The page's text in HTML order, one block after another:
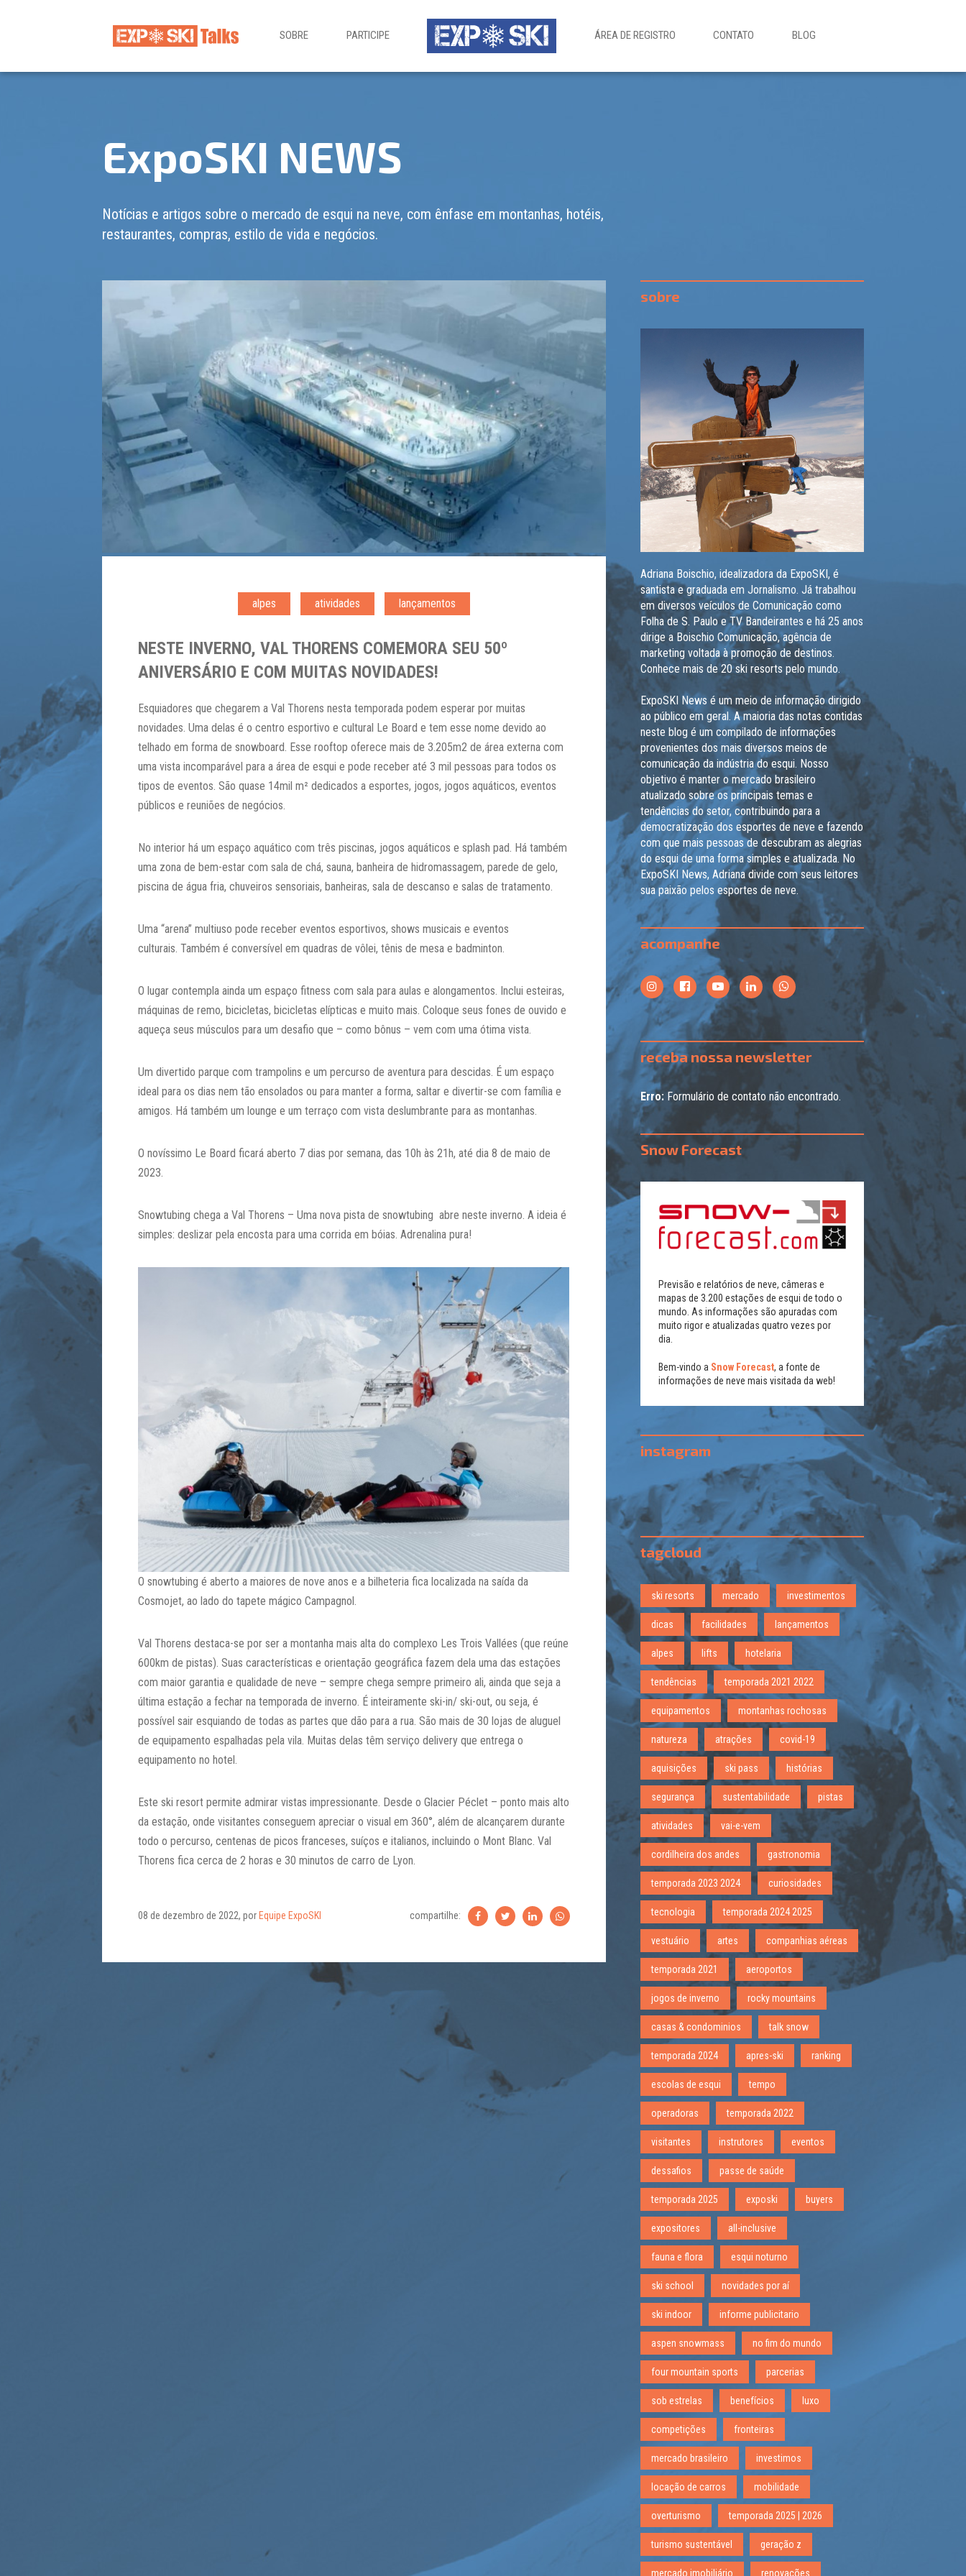
SOBRE PARTICIPE ÁREA DE REGISTRO CONTATO BLOG
ExpoSKI NEWS
Notícias e artigos sobre o mercado de esqui na neve, com ênfase em montanhas, hotéis,
restaurantes, compras, estilo de vida e negócios.
alpes atividades lançamentos
NESTE INVERNO, VAL THORENS COMEMORA SEU 50º
ANIVERSÁRIO E COM MUITAS NOVIDADES!
Esquiadores que chegarem a Val Thorens nesta temporada podem esperar por muitas
novidades. Uma delas é o centro esportivo e cultural Le Board e tem esse nome devido ao
telhado em forma de snowboard. Esse rooftop oferece mais de 3.205m2 de área externa com
uma vista incomparável para a área de esqui e pode receber até 3 mil pessoas para todos os
tipos de eventos. São quase 14mil m² dedicados a esportes, jogos, jogos aquáticos, eventos
públicos e reuniões de negócios.
No interior há um espaço aquático com três piscinas, jogos aquáticos e splash pad. Há também
uma zona de bem-estar com sala de chá, sauna, banheira de hidromassagem, parede de gelo,
piscina de água fria, chuveiros sensoriais, banheiras, sala de descanso e salas de tratamento.
Uma “arena” multiuso pode receber eventos esportivos, shows musicais e eventos
culturais. Também é conversível em quadras de vôlei, tênis de mesa e badminton.
O lugar contempla ainda um espaço fitness com sala para aulas e alongamentos. Inclui esteiras,
máquinas de remo, bicicletas, bicicletas elípticas e muito mais. Coloque seus fones de ouvido e
aqueça seus músculos para um desafio que – como bônus – vem com uma ótima vista.
Um divertido parque com trampolins e um percurso de aventura para descidas. É um espaço
ideal para os dias nem tão ensolados ou para manter a forma, saltar e divertir-se com família e
amigos. Há também um lounge e um terraço com vista deslumbrante para as montanhas.
O novíssimo Le Board ficará aberto 7 dias por semana, das 10h às 21h, até dia 8 de maio de
2023.
Snowtubing chega a Val Thorens – Uma nova pista de snowtubing abre neste inverno. A ideia é
simples: deslizar pela encosta para uma corrida em bóias. Adrenalina pura!
O snowtubing é aberto a maiores de nove anos e a bilheteria fica localizada na saída da
Cosmojet, ao lado do tapete mágico Campagnol.
Val Thorens destaca-se por ser a montanha mais alta do complexo Les Trois Vallées (que reúne
600km de pistas). Suas características e orientação geográfica fazem dela uma das estações
com maior garantia e qualidade de neve – sempre chega sempre primeiro ali, ainda que seja a
última estação a fechar na temporada de inverno. É inteiramente ski-in/ ski-out, ou seja, é
possível sair esquiando de todas as partes que dão para a rua. São mais de 30 lojas de aluguel
de equipamento espalhadas pela vila. Muitas delas têm serviço delivery que entrega o
equipamento no hotel.
Este ski resort permite admirar vistas impressionante. Desde o Glacier Péclet – ponto mais alto
da estação, onde visitantes conseguem apreciar o visual em 360°, além de alcançarem durante
todo o percurso, centenas de picos franceses, suíços e italianos, incluindo o Mont Blanc. Val
Thorens fica cerca de 2 horas e 30 minutos de carro de Lyon.
08 de dezembro de 2022, por Equipe ExpoSKI compartilhe:
sobre
Adriana Boischio, idealizadora da ExpoSKI, é
santista e graduada em Jornalismo. Já trabalhou
em diversos veículos de Comunicação como
Folha de S. Paulo e TV Bandeirantes e há 25 anos
dirige a Boischio Comunicação, agência de
marketing voltada à promoção de destinos.
Conhece mais de 20 ski resorts pelo mundo.
ExpoSKI News é um meio de informação dirigido
ao público em geral. A maioria das notas contidas
neste blog é um compilado de informações
provenientes dos mais diversos meios de
comunicação da indústria do esqui. Nosso
objetivo é manter o mercado brasileiro
atualizado sobre os principais temas e
tendências do setor, contribuindo para a
democratização dos esportes de neve e fazendo
com que mais pessoas de descubram as alegrias
do esqui de uma forma simples e atualizada. No
ExpoSKI News, Adriana divide com seus leitores
sua paixão pelos esportes de neve.
acompanhe
receba nossa newsletter
Erro: Formulário de contato não encontrado.
Snow Forecast
Previsão e relatórios de neve, câmeras e
mapas de 3.200 estações de esqui de todo o
mundo. As informações são apuradas com
muito rigor e atualizadas quatro vezes por
dia.
Bem-vindo a Snow Forecast, a fonte de
informações de neve mais visitada da web!
instagram
tagcloud
ski resorts mercado investimentos
dicas facilidades lançamentos
alpes lifts hotelaria
tendências temporada 2021 2022
equipamentos montanhas rochosas
natureza atrações covid-19
aquisições ski pass histórias
segurança sustentabilidade pistas
atividades vai-e-vem
cordilheira dos andes gastronomia
temporada 2023 2024 curiosidades
tecnologia temporada 2024 2025
vestuário artes companhias aéreas
temporada 2021 aeroportos
jogos de inverno rocky mountains
casas & condominios talk snow
temporada 2024 apres-ski ranking
escolas de esqui tempo
operadoras temporada 2022
visitantes instrutores eventos
dessafios passe de saúde
temporada 2025 exposki buyers
expositores all-inclusive
fauna e flora esqui noturno
ski school novidades por aí
ski indoor informe publicitario
aspen snowmass no fim do mundo
four mountain sports parcerias
sob estrelas benefícios luxo
competições fronteiras
mercado brasileiro investimos
locação de carros mobilidade
overturismo temporada 2025 | 2026
turismo sustentável geração z
mercado imobiliário renovações